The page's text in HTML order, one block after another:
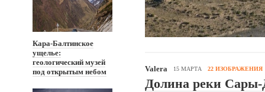
Кара-Балтинское
ущелье:
геологический музей
под открытым небом
Valera 15 МАРТА 22 ИЗОБРАЖЕНИЯ
Долина реки